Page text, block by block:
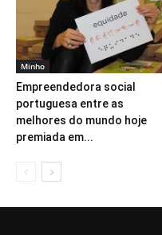
Minho
Empreendedora social
portuguesa entre as
melhores do mundo hoje
premiada em...